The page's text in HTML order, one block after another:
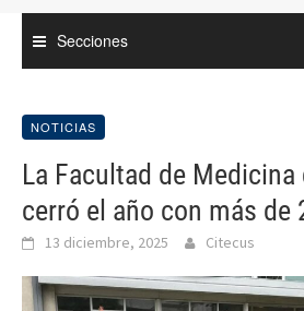
Secciones
NOTICIAS
La Facultad de Medicina
cerró el año con más de
13 diciembre, 2025 Citecus